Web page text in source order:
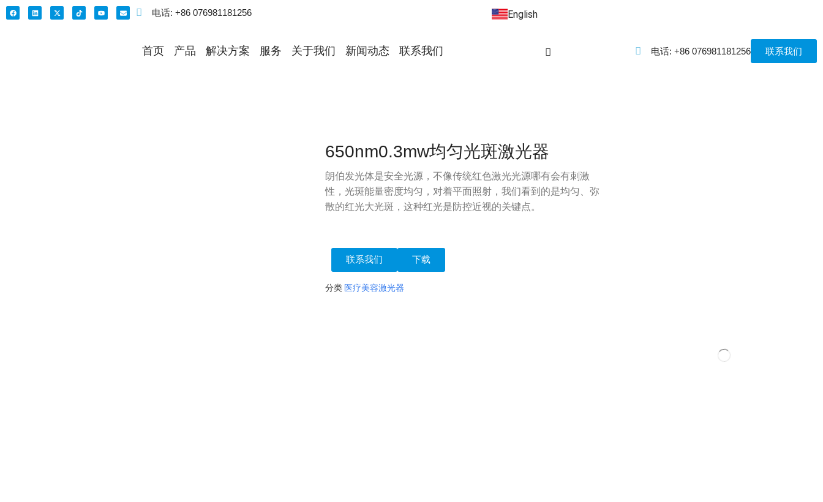
电话: +86 076981181256 English
首页 产品 解决方案 服务 关于我们 新闻动态 联系我们 电话: +86 076981181256 联系我们
650nm0.3mw均匀光斑激光器
朗伯发光体是安全光源，不像传统红色激光光源哪有会有刺激
性，光斑能量密度均匀，对着平面照射，我们看到的是均匀、弥
散的红光大光斑，这种红光是防控近视的关键点。
联系我们 下载
分类 医疗美容激光器